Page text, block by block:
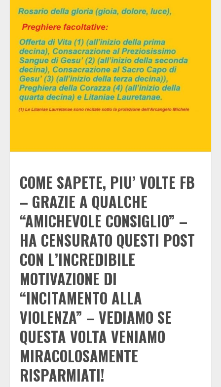
COME SAPETE, PIU’ VOLTE FB
– GRAZIE A QUALCHE
“AMICHEVOLE CONSIGLIO” –
HA CENSURATO QUESTI POST
CON L’INCREDIBILE
MOTIVAZIONE DI
“INCITAMENTO ALLA
VIOLENZA” – VEDIAMO SE
QUESTA VOLTA VENIAMO
MIRACOLOSAMENTE
RISPARMIATI!